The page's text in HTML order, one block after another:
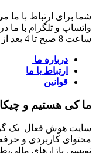
واتساپ و تلگرام با ما
ساعت 8 صبح تا 4 بعد از ظهر پاسخگوی کاربران عزیز می باشیم
درباره ما
ارتباط با ما
قوانین
ما کی هستیم و
سایت هوش فعال یک
محتوای کاربردی و حرفه
نویسی بازارهای